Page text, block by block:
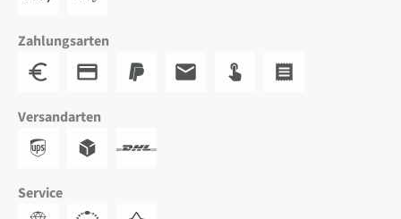
Zahlungsarten
Versandarten
Service